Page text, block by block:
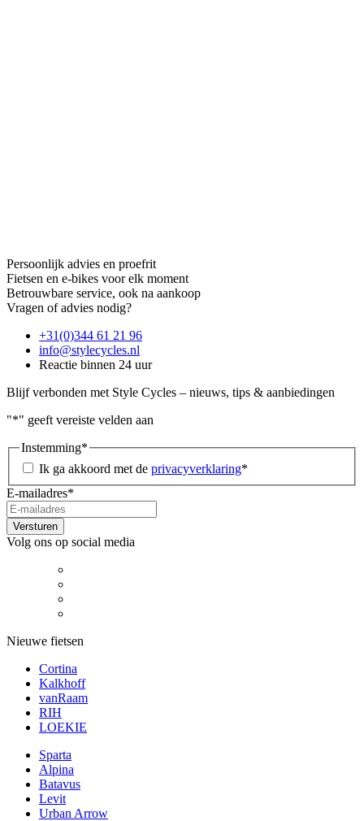
Persoonlijk advies en proefrit
Fietsen en e-bikes voor elk moment
Betrouwbare service, ook na aankoop
Vragen of advies nodig?
+31(0)344 61 21 96
info@stylecycles.nl
Reactie binnen 24 uur
Blijf verbonden met Style Cycles – nieuws, tips & aanbiedingen
"*" geeft vereiste velden aan
Instemming*
Ik ga akkoord met de privacyverklaring*
E-mailadres*
Versturen
Volg ons op social media
Nieuwe fietsen
Cortina
Kalkhoff
vanRaam
RIH
LOEKIE
Sparta
Alpina
Batavus
Levit
Urban Arrow